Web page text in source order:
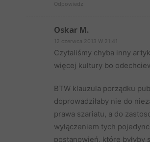
Odpowiedz
Oskar M.
12 czerwca 2013 W 21:41
Czytaliśmy chyba inny
więcej kultury bo
BTW klauzula porządku
doprowadziłaby nie do
prawa szariatu, a do
wyłączeniem tych
postanowień, które byłyby